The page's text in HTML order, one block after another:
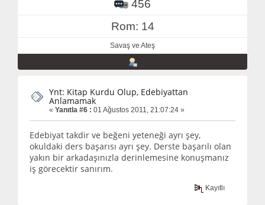
456
Rom: 14
Savaş ve Ateş
Ynt: Kitap Kurdu Olup, Edebiyattan
Anlamamak
« Yanıtla #6 : 01 Ağustos 2011, 21:07:24 »
Edebiyat takdir ve beğeni yeteneği ayrı şey,
okuldaki ders başarısı ayrı şey. Derste başarılı olan
yakın bir arkadaşınızla derinlemesine konuşmanız
iş görecektir sanırım.
Kayıtlı